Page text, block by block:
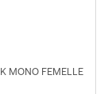
MONO FEMELLE